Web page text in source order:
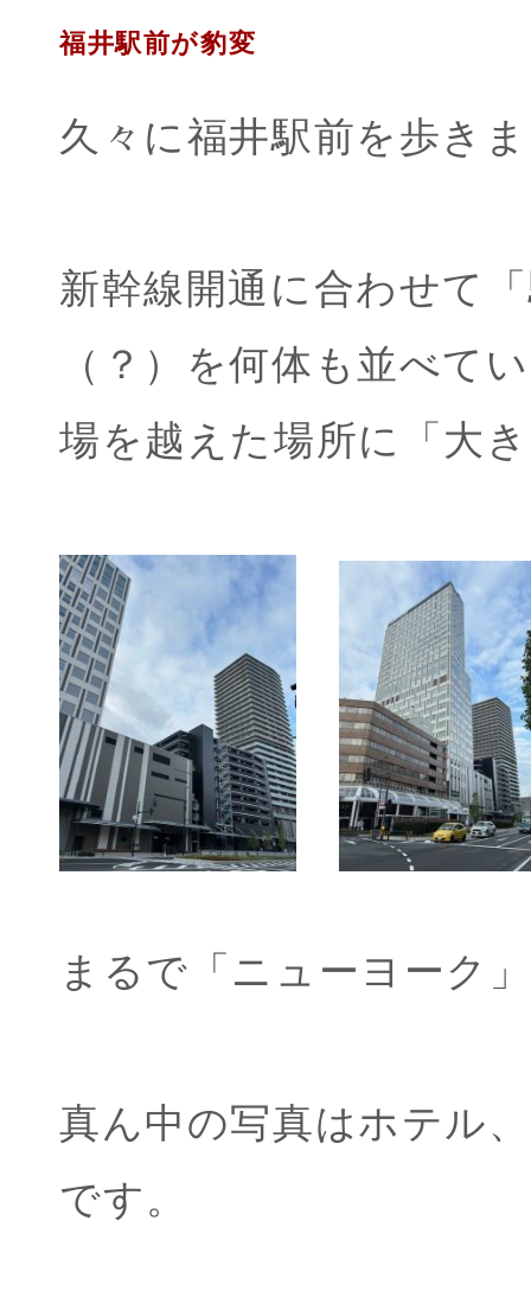
福井駅前が豹変
久々に福井駅前を歩き
新幹線開通に合わせて
（？）を何体も並べて
場を越えた場所に「大
まるで「ニューヨーク
真ん中の写真はホテル
です。